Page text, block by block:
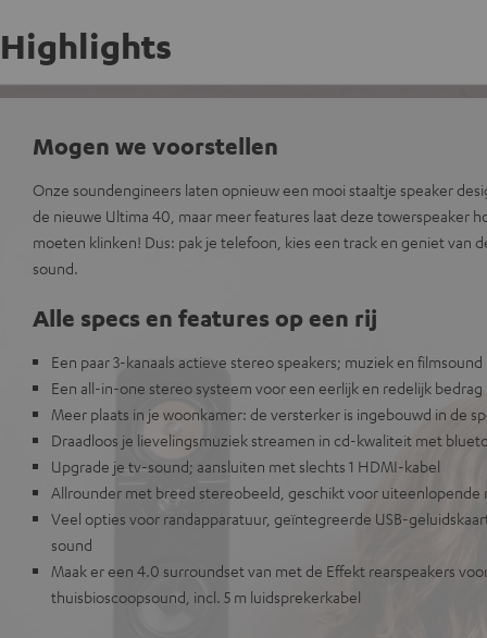
Highlights
Mogen we voorstellen
Onze soundengineers laten opnieuw een mooi staaltje speaker
de nieuwe Ultima 40, maar meer features laat deze towerspeaker
moeten klinken! Dus: pak je telefoon, kies een track en geniet van
sound.
Alle specs en features op een rij
Een paar 3-kanaals actieve stereo speakers; muziek en filmsound
Een all-in-one stereo systeem voor een eerlijk en redelijk bedrag
Meer plaats in je woonkamer: de versterker is ingebouwd in de
Draadloos je lievelingsmuziek streamen in cd-kwaliteit met
Upgrade je tv-sound; aansluiten met slechts 1 HDMI-kabel
Allrounder met breed stereobeeld, geschikt voor uiteenlopende
Veel opties voor randapparatuur, geïntegreerde USB-
sound
Maak er een 4.0 surroundset van met de Effekt rearspeakers
thuisbioscoopsound, incl. 5 m luidsprekerkabel